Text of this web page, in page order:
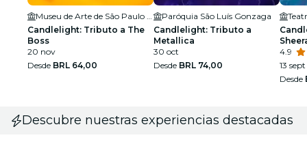
Museu de Arte de São Paulo Assis Chateaubriand - MASP
Candlelight: Tributo a The
Boss
20 nov
Desde BRL 64,00
Paróquia São Luís Gonzaga
Candlelight: Tributo a
Metallica
30 oct
Desde BRL 74,00
4.9
13 sept
Desde
Descubre nuestras experiencias destacadas